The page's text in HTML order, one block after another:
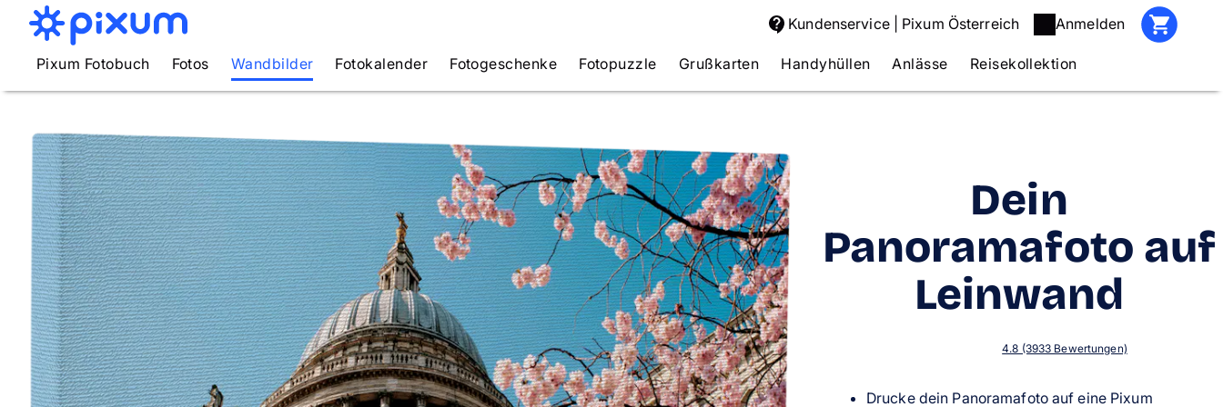
Kundenservice | Pixum Österreich Anmelden
Pixum Fotobuch Fotos Wandbilder Fotokalender Fotogeschenke Fotopuzzle Grußkarten Handyhüllen Anlässe Reisekollektion
Dein
Panoramafoto auf
Leinwand
4.8 (3933 Bewertungen)
Drucke dein Panoramafoto auf eine Pixum